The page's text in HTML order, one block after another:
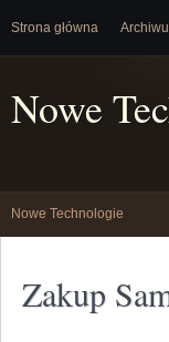
Strona główna
Nowe
Nowe Technologie
Zakup